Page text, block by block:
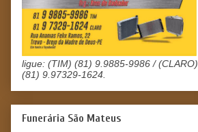
ligue: (TIM) (81) 9.9885-9986 / (CLARO)
(81) 9.97329-1624.
Funerária São Mateus